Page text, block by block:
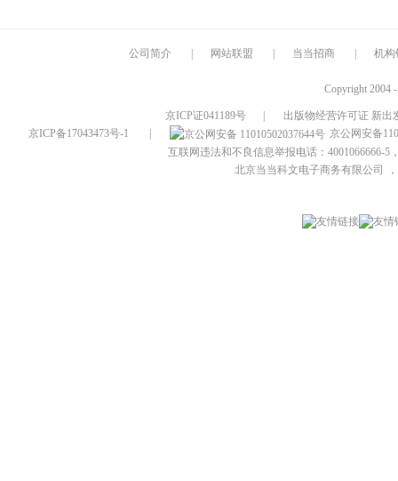
公司简介 网站联盟 当当招商 机构
Copyright 2004
京ICP证041189号
出版物经营许可证 新出
京ICP备17043473号-1
京公网安备
互联网违法和不良信息举报电话：4001066666-5
北京当当科文电子商务有限公司